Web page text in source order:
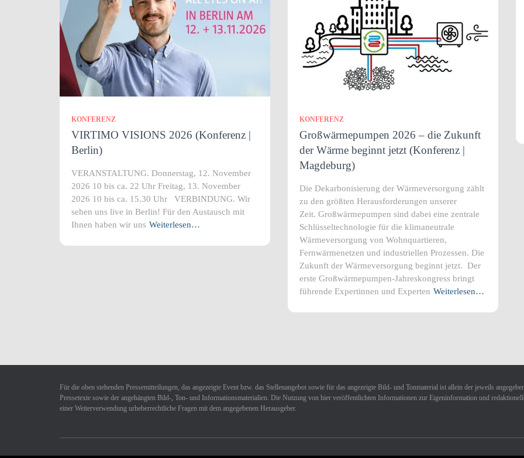
KONFERENZ
VIRTIMO VISIONS 2026 (Konferenz |
Berlin)
VERANSTALTUNG. Donnerstag, 12. November
2026 10 bis ca. 22 Uhr Freitag, 13. November
2026 10 bis ca. 15.30 Uhr VERBINDUNG. Wir
sehen uns live in Berlin! Für den Austausch mit
Ihnen haben wir uns Weiterlesen…
KONFERENZ
Großwärmepumpen 2026 – die Zukunft
der Wärme beginnt jetzt (Konferenz |
Magdeburg)
Die Dekarbonisierung der Wärmeversorgung zählt
zu den größten Herausforderungen unserer
Zeit. Großwärmepumpen sind dabei eine zentrale
Schlüsseltechnologie für die klimaneutrale
Wärmeversorgung von Wohnquartieren,
Fernwärmenetzen und industriellen Prozessen. Die
Zukunft der Wärmeversorgung beginnt jetzt. Der
erste Großwärmepumpen-Jahreskongress bringt
führende Expertinnen und Experten Weiterlesen…
Für die oben stehenden Pressemitteilungen, das angezeigte Event bzw. das Stellenangebot sowie für das angezeigte Bild- und Tonmaterial ist allein der jeweils
Pressetexte sowie der angehängten Bild-, Ton- und Informationsmaterialien. Die Nutzung von hier veröffentlichten Informationen zur Eigeninformation und
einer Weiterverwendung urheberrechtliche Fragen mit dem angegebenen Herausgeber.